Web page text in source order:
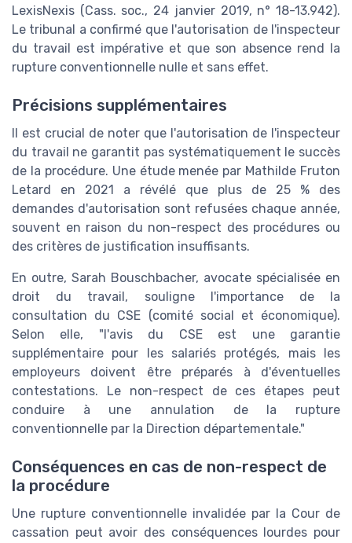
LexisNexis (Cass. soc., 24 janvier 2019, n° 18-13.942).
Le tribunal a confirmé que l'autorisation de l'inspecteur
du travail est impérative et que son absence rend la
rupture conventionnelle nulle et sans effet.
Précisions supplémentaires
Il est crucial de noter que l'autorisation de l'inspecteur
du travail ne garantit pas systématiquement le succès
de la procédure. Une étude menée par Mathilde Fruton
Letard en 2021 a révélé que plus de 25 % des
demandes d'autorisation sont refusées chaque année,
souvent en raison du non-respect des procédures ou
des critères de justification insuffisants.
En outre, Sarah Bouschbacher, avocate spécialisée en
droit du travail, souligne l'importance de la
consultation du CSE (comité social et économique).
Selon elle, "l'avis du CSE est une garantie
supplémentaire pour les salariés protégés, mais les
employeurs doivent être préparés à d'éventuelles
contestations. Le non-respect de ces étapes peut
conduire à une annulation de la rupture
conventionnelle par la Direction départementale."
Conséquences en cas de non-respect de
la procédure
Une rupture conventionnelle invalidée par la Cour de
cassation peut avoir des conséquences lourdes pour